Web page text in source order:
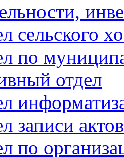
сельского
по
отдел
записи
по